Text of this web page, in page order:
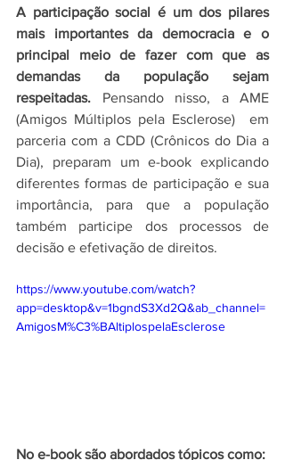
A participação social é um dos pilares
mais importantes da democracia e o
principal meio de fazer com que as
demandas da população sejam
respeitadas. Pensando nisso, a AME
(Amigos Múltiplos pela Esclerose)  em
parceria com a CDD (Crônicos do Dia a
Dia), preparam um e-book explicando
diferentes formas de participação e sua
importância, para que a população
também participe dos processos de
decisão e efetivação de direitos.
https://www.youtube.com/watch?
app=desktop&v=1bgndS3Xd2Q&ab_channel=
AmigosM%C3%BAltiplospelaEsclerose
No e-book são abordados tópicos como: